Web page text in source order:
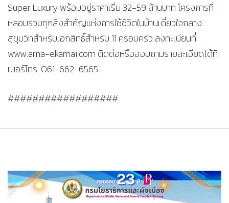
Super Luxury พร้อมอยู่ราคาเริ่ม 32-59 ล้านบาท โครงการที่
หลอมรวมทุกสิ่งสำคัญแห่งการใช้ชีวิตในบ้านเดี่ยวใจกลาง
สุขุมวิทสำหรับเอกสิทธิ์สำหรับ 11 ครอบครัว ลงทะเบียนที่
www.arna-ekamai.com ติดต่อหรือสอบถามรายละเอียดได้ที่
เบอร์โทร. 061-662-6565
##################